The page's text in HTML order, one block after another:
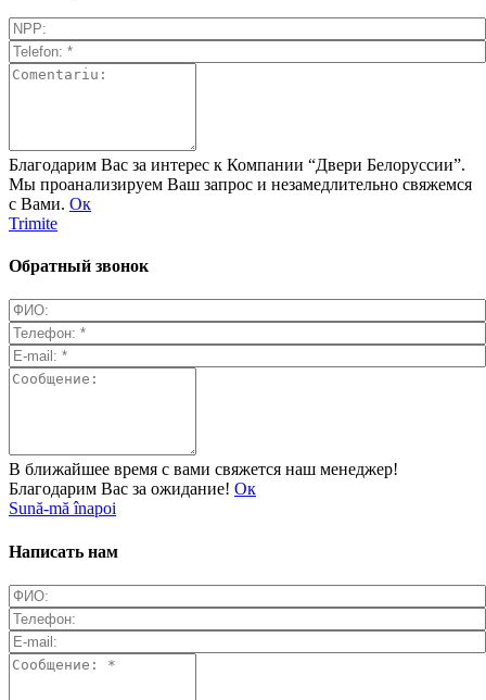
Благодарим Вас за интерес к Компании “Двери Белоруссии”.
Мы проанализируем Ваш запрос и незамедлительно свяжемся
с Вами. Ок
Trimite
Обратный звонок
В ближайшее время с вами свяжется наш менеджер!
Благодарим Вас за ожидание! Ок
Sună-mă înapoi
Написать нам